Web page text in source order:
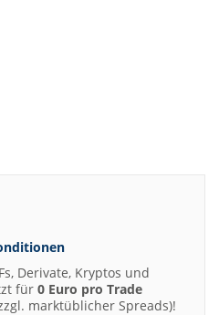
Derivate, Kryptos und
für 0 Euro pro Trade
marktüblicher Spreads)!